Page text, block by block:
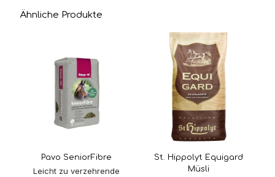
Ähnliche Produkte
Pavo SeniorFibre
Leicht zu verzehrende
St. Hippolyt Equigard
Müsli